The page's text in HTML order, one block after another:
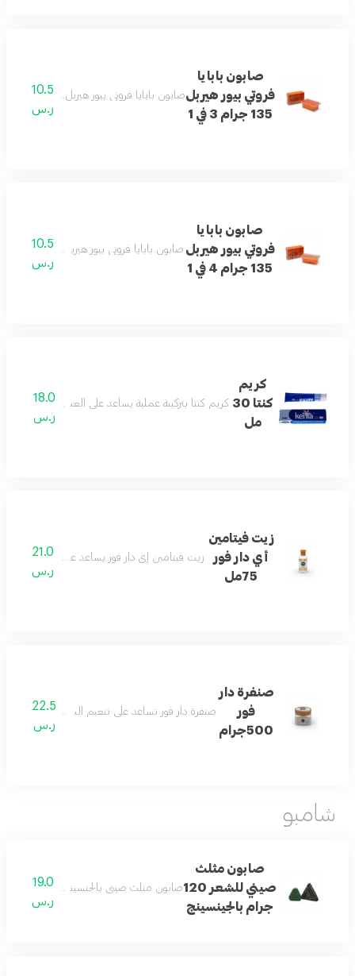
صابون بابايا
فروتي بيور هيربل
135 جرام 3 في 1
صابون بابايا فروتي بيور هيربل 3 في 1 ينظف البشرة ويساعد على نعومتها وإشراقها.
10.5
ر.س
صابون بابايا
فروتي بيور هيربل
135 جرام 4 في 1
صابون بابايا فروتي بيور هيربل 4 في 1 ينظف البشرة بلطف ويمنحها مظهرًا ناعمًا.
10.5
ر.س
كريم
كنتا 30
مل
كريم كنتا بتركيبة عملية يساعد على العناية بالبشرة
18.0
ر.س
زيت فيتامين
أي دار فور
75مل
زيت فيتامين إي دار فور يساعد على ترطيب
21.0
ر.س
صنفرة دار
فور
500جرام
صنفرة دار فور تساعد على تنعيم البشرة وإزالة
22.5
ر.س
شامبو
صابون مثلث
صيني للشعر 120
جرام بالجينسينج
صابون مثلث صيني بالجنسينج يساعد على
19.0
ر.س